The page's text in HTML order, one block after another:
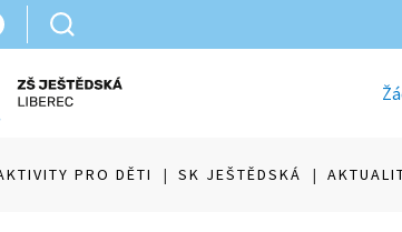
PRO DĚTI | SK JEŠTĚDSKÁ |